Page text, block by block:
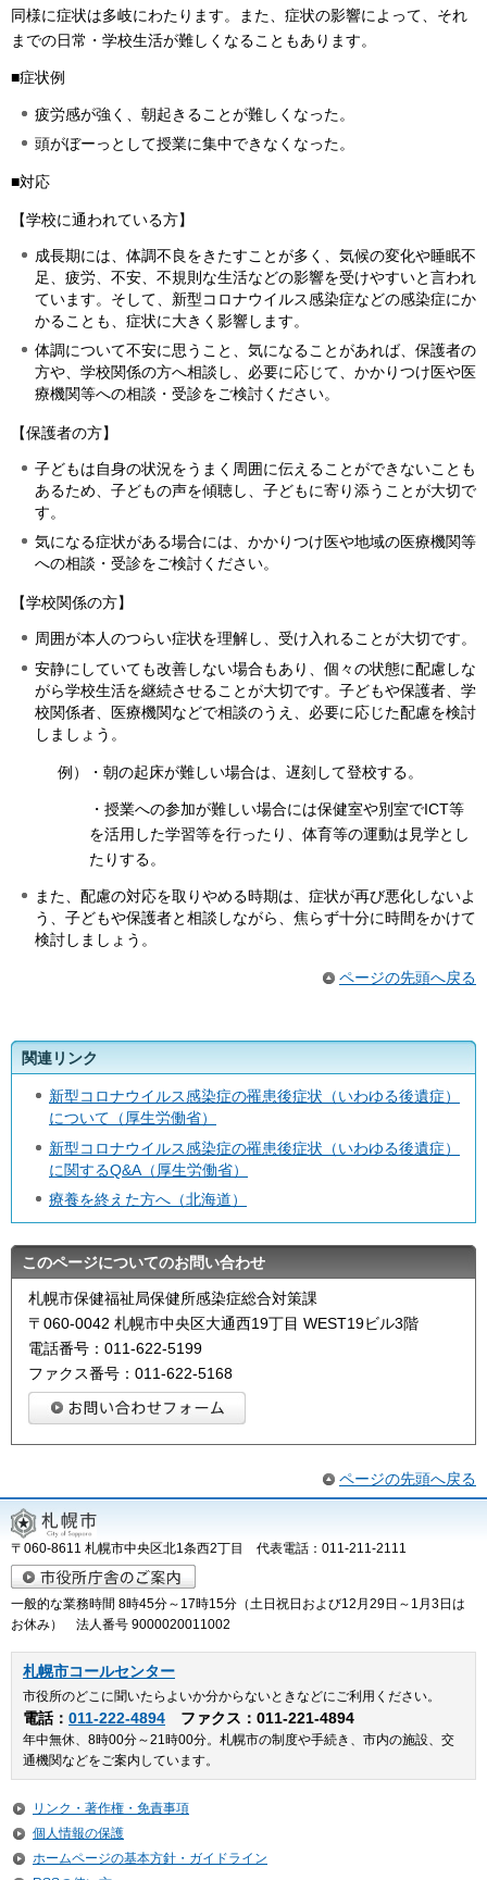
同様に症状は多岐にわたります。また、症状の影響によって、それ
までの日常・学校生活が難しくなることもあります。
■症状例
疲労感が強く、朝起きることが難しくなった。
頭がぼーっとして授業に集中できなくなった。
■対応
【学校に通われている方】
成長期には、体調不良をきたすことが多く、気候の変化や睡眠不
足、疲労、不安、不規則な生活などの影響を受けやすいと言われ
ています。そして、新型コロナウイルス感染症などの感染症にか
かることも、症状に大きく影響します。
体調について不安に思うこと、気になることがあれば、保護者の
方や、学校関係の方へ相談し、必要に応じて、かかりつけ医や医
療機関等への相談・受診をご検討ください。
【保護者の方】
子どもは自身の状況をうまく周囲に伝えることができないことも
あるため、子どもの声を傾聴し、子どもに寄り添うことが大切で
す。
気になる症状がある場合には、かかりつけ医や地域の医療機関等
への相談・受診をご検討ください。
【学校関係の方】
周囲が本人のつらい症状を理解し、受け入れることが大切です。
安静にしていても改善しない場合もあり、個々の状態に配慮しな
がら学校生活を継続させることが大切です。子どもや保護者、学
校関係者、医療機関などで相談のうえ、必要に応じた配慮を検討
しましょう。
例）・朝の起床が難しい場合は、遅刻して登校する。
・授業への参加が難しい場合には保健室や別室でICT等
を活用した学習等を行ったり、体育等の運動は見学とし
たりする。
また、配慮の対応を取りやめる時期は、症状が再び悪化しないよ
う、子どもや保護者と相談しながら、焦らず十分に時間をかけて
検討しましょう。
ページの先頭へ戻る
関連リンク
新型コロナウイルス感染症の罹患後症状（いわゆる後遺症）
について（厚生労働省）
新型コロナウイルス感染症の罹患後症状（いわゆる後遺症）
に関するQ&A（厚生労働省）
療養を終えた方へ（北海道）
このページについてのお問い合わせ
札幌市保健福祉局保健所感染症総合対策課
〒060-0042 札幌市中央区大通西19丁目 WEST19ビル3階
電話番号：011-622-5199
ファクス番号：011-622-5168
ページの先頭へ戻る
〒060-8611 札幌市中央区北1条西2丁目 代表電話：011-211-2111
一般的な業務時間 8時45分～17時15分（土日祝日および12月29日～1月3日は
お休み） 法人番号 9000020011002
札幌市コールセンター
市役所のどこに聞いたらよいか分からないときなどにご利用ください。
電話： 011-222-4894 ファクス：011-221-4894
年中無休、8時00分～21時00分。札幌市の制度や手続き、市内の施設、交
通機関などをご案内しています。
リンク・著作権・免責事項
個人情報の保護
ホームページの基本方針・ガイドライン